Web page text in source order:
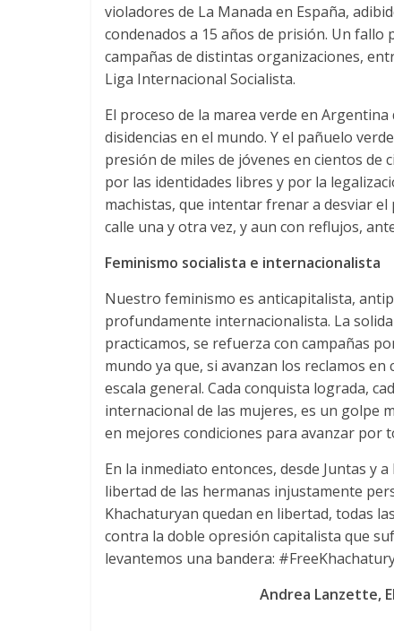
violadores de La Manada en España,
condenados a 15 años de prisión. Un fallo
campañas de distintas organizaciones,
Liga Internacional Socialista.
El proceso de la marea verde en
disidencias en el mundo. Y el pañuelo
presión de miles de jóvenes en cientos de
por las identidades libres y por la
machistas, que intentar frenar a desviar el
calle una y otra vez, y aun con reflujos,
Feminismo socialista e internacionalista
Nuestro feminismo es anticapitalista,
profundamente internacionalista. La
practicamos, se refuerza con campañas
mundo ya que, si avanzan los reclamos en
escala general. Cada conquista lograda,
internacional de las mujeres, es un golpe
en mejores condiciones para avanzar por
En la inmediato entonces, desde Juntas y
libertad de las hermanas injustamente
Khachaturyan quedan en libertad, todas
contra la doble opresión capitalista que
levantemos una bandera: #
Andrea Lanzette,